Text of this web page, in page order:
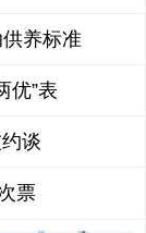
养标准
优”表
谈
票